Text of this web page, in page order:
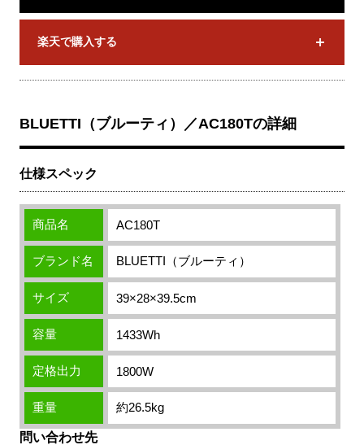
楽天で購入する
BLUETTI（ブルーティ）／AC180Tの詳細
仕様スペック
商品名 AC180T
ブランド名 BLUETTI（ブルーティ）
サイズ 39×28×39.5cm
容量 1433Wh
定格出力 1800W
重量 約26.5kg
問い合わせ先